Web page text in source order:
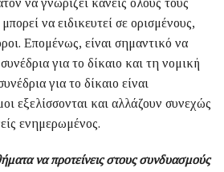
να γνωρίζει κανείς όλους τους
να ειδικευτεί σε ορισμένους,
Επομένως, είναι σημαντικό να
για το δίκαιο και τη νομική
για το δίκαιο είναι
εξελίσσονται και αλλάζουν συνεχώς
ενημερωμένος.
να προτείνεις στους συνδυασμούς